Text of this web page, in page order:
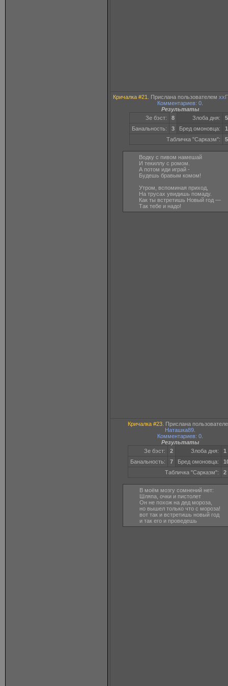
Кричалка #21 . Прислана пользователем
Комментариев: 0.
Результаты
Зе бэст:
8 Злоба дня:
5
Банальность:
3 Бред омоновца:
1
Табличка "Сарказм":
5
Водку с пивом намешай
И текиллу с ромом.
А потом иди играй -
Будешь бравым комом!
Утром, вспоминая приход,
На трусах увидишь помаду.
Как ты встретишь Новый год —
Так тебе и надо!
Кричалка #23 . Прислана
Наташка89.
Комментариев: 0.
Результаты
Зе бэст:
2 Злоба дня:
1
Банальность:
7 Бред омоновца:
Табличка "Сарказм":
2
В моём мозгу сомнений нет:
Шляпа, очки и пистолет
Он не похож на дед мороза,
но вышел только что с мороза!
вот так и встретишь новый год
и так его и проведешь